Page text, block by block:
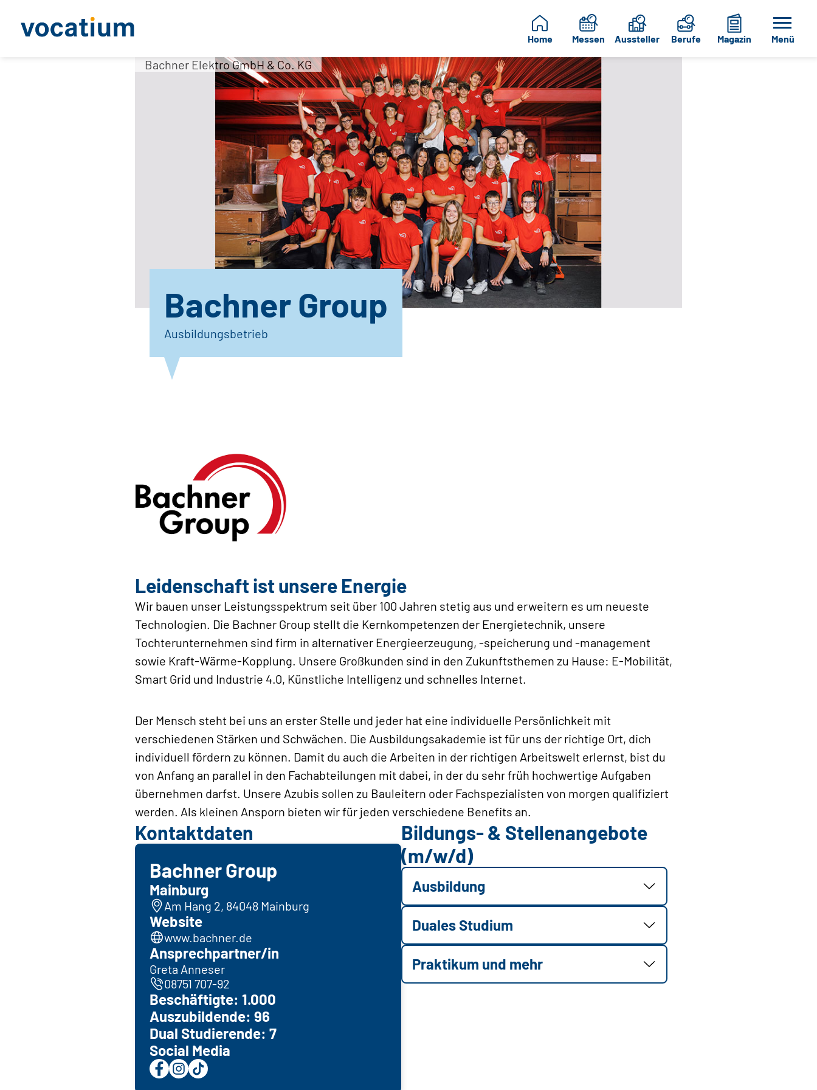
Home Messen Aussteller Berufe Magazin Menü
Bachner Elektro GmbH & Co. KG
Bachner Group
Ausbildungsbetrieb
Leidenschaft ist unsere Energie
Wir bauen unser Leistungsspektrum seit über 100 Jahren stetig aus und erweitern es um neueste
Technologien. Die Bachner Group stellt die Kernkompetenzen der Energietechnik, unsere
Tochterunternehmen sind firm in alternativer Energieerzeugung, -speicherung und -management
sowie Kraft-Wärme-Kopplung. Unsere Großkunden sind in den Zukunftsthemen zu Hause: E-Mobilität,
Smart Grid und Industrie 4.0, Künstliche Intelligenz und schnelles Internet.
Der Mensch steht bei uns an erster Stelle und jeder hat eine individuelle Persönlichkeit mit
verschiedenen Stärken und Schwächen. Die Ausbildungsakademie ist für uns der richtige Ort, dich
individuell fördern zu können. Damit du auch die Arbeiten in der richtigen Arbeitswelt erlernst, bist du
von Anfang an parallel in den Fachabteilungen mit dabei, in der du sehr früh hochwertige Aufgaben
übernehmen darfst. Unsere Azubis sollen zu Bauleitern oder Fachspezialisten von morgen qualifiziert
werden. Als kleinen Ansporn bieten wir für jeden verschiedene Benefits an.
Kontaktdaten
Bachner Group
Mainburg
Am Hang 2, 84048 Mainburg
Website
www.bachner.de
Ansprechpartner/in
Greta Anneser
08751 707-92
Beschäftigte: 1.000
Auszubildende: 96
Dual Studierende: 7
Social Media
Bildungs- & Stellenangebote
(m/w/d)
Ausbildung
Duales Studium
Praktikum und mehr